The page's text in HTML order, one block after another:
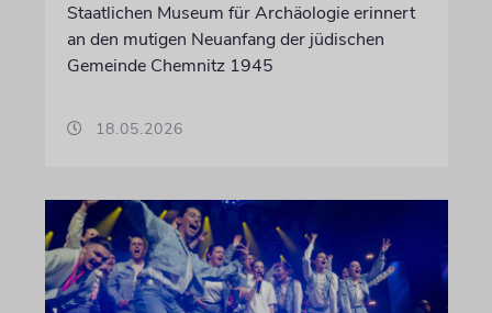
Staatlichen Museum für Archäologie erinnert
an den mutigen Neuanfang der jüdischen
Gemeinde Chemnitz 1945
18.05.2026